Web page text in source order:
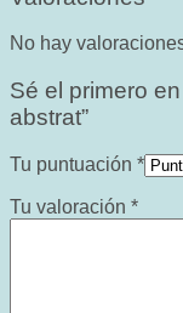
No hay
Sé el primero
abstrat”
Tu puntuación *
Tu valoración *